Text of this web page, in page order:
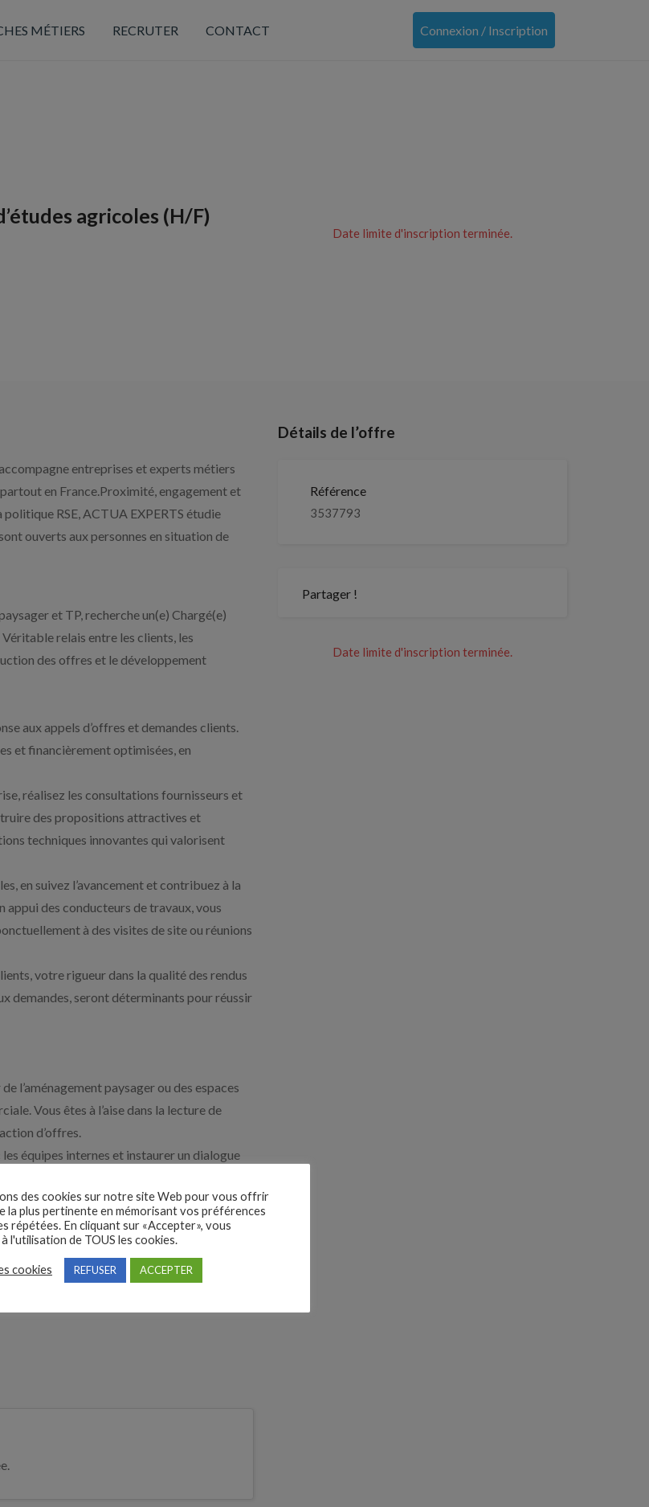
MÉTIERS RECRUTER CONTACT Connexion / Inscription
agricoles (H/F)
Date limite d'inscription terminée.
entreprises et experts métiers
en France.Proximité, engagement et
RSE, ACTUA EXPERTS étudie
ouverts aux personnes en situation de
et TP, recherche un(e) Chargé(e)
relais entre les clients, les
des offres et le développement
aux appels d’offres et demandes clients.
et financièrement optimisées, en
réalisez les consultations fournisseurs et
des propositions attractives et
techniques innovantes qui valorisent
en suivez l’avancement et contribuez à la
des conducteurs de travaux, vous
à des visites de site ou réunions
votre rigueur dans la qualité des rendus
demandes, seront déterminants pour réussir
l’aménagement paysager ou des espaces
Vous êtes à l’aise dans la lecture de
d’offres.
équipes internes et instaurer un dialogue
méthodique, soucieux(se) de la qualité de
proposer des solutions pertinentes feront
? Envoyez-nous votre candidature sans
Détails de l’offre
Référence
3537793
Partager !
Date limite d'inscription terminée.
des cookies sur notre site Web pour vous offrir
la plus pertinente en mémorisant vos préférences
répétées. En cliquant sur «Accepter», vous
l'utilisation de TOUS les cookies.
cookies REFUSER ACCEPTER